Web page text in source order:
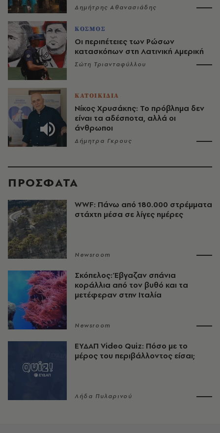
Δημήτρης Αθανασιάδης
ΚΟΣΜΟΣ
Οι περιπέτειες των Ρώσων
κατασκόπων στη Λατινική Αμερική
Σώτη Τριανταφύλλου
ΚΑΤΟΙΚΙΔΙΑ
Νίκος Χρυσάκης: Το πρόβλημα δεν
είναι τα αδέσποτα, αλλά οι
άνθρωποι
Δήμητρα Γκρους
ΠΡΟΣΦΑΤΑ
WWF: Πάνω από 180.000 στρέμματα
στάχτη μέσα σε λίγες ημέρες
Newsroom
Σκόπελος: Έβγαζαν σπάνια
κοράλλια από τον βυθό και τα
μετέφεραν στην Ιταλία
Newsroom
ΕΥΔΑΠ Video Quiz: Πόσο με το
μέρος του περιβάλλοντος είσαι;
Λήδα Πυλαρινού